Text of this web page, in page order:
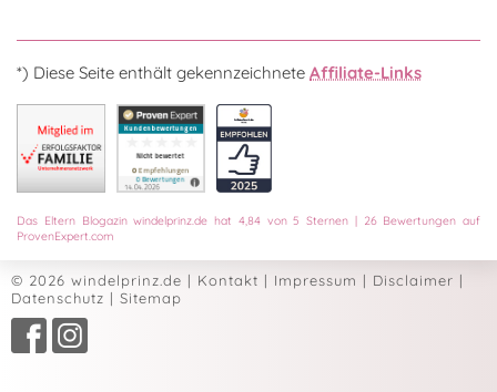
*) Diese Seite enthält gekennzeichnete Affiliate-Links
Das Eltern Blogazin windelprinz.de hat 4,84von5 Sternen | 26Bewertungen auf
ProvenExpert.com
© 2026 windelprinz.de | Kontakt | Impressum | Disclaimer |
Datenschutz | Sitemap